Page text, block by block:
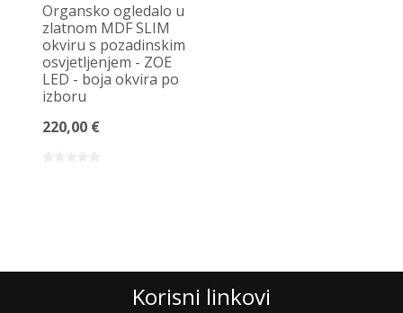
Organsko ogledalo u
zlatnom MDF SLIM
okviru s pozadinskim
osvjetljenjem - ZOE
LED - boja okvira po
izboru
220,00 €
Korisni linkovi